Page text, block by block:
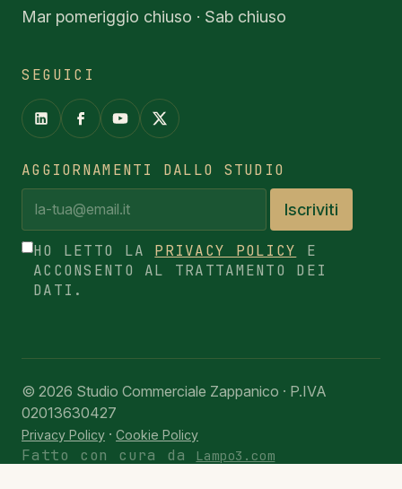
Mar pomeriggio chiuso · Sab chiuso
SEGUICI
AGGIORNAMENTI DALLO STUDIO
Iscriviti
HO LETTO LA PRIVACY POLICY
E
ACCONSENTO AL TRATTAMENTO DEI
DATI.
© 2026 Studio Commerciale Zappanico · P.IVA
02013630427
Privacy Policy · Cookie Policy
Fatto con cura da Lampo3.com